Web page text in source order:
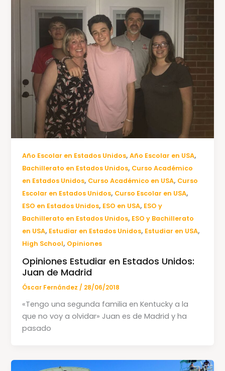
Año Escolar en Estados Unidos,Año Escolar en USA,
Bachillerato en Estados Unidos, Curso Académico
en Estados Unidos, Curso Académico en USA, Curso
Escolar en Estados Unidos, Curso Escolar en USA,
ESO en Estados Unidos, ESO en USA, ESO y
Bachillerato en Estados Unidos, ESO y Bachillerato
en USA, Estudiar en Estados Unidos, Estudiar en USA,
High School, Opiniones
Opiniones Estudiar en Estados Unidos:
Juan de Madrid
Óscar Fernández / 28/06/2018
«Tengo una segunda familia en Kentucky a la
que no voy a olvidar» Juan es de Madrid y ha
pasado